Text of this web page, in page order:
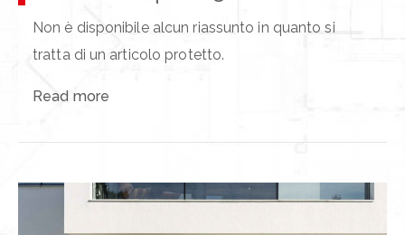
Non è disponibile alcun riassunto in quanto si
tratta di un articolo protetto.
Read more